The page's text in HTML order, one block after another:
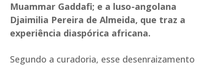
Muammar Gaddafi; e a luso-angolana
Djaimilia Pereira de Almeida, que traz a
experiência diaspórica africana.
Segundo a curadoria, esse desenraizamento